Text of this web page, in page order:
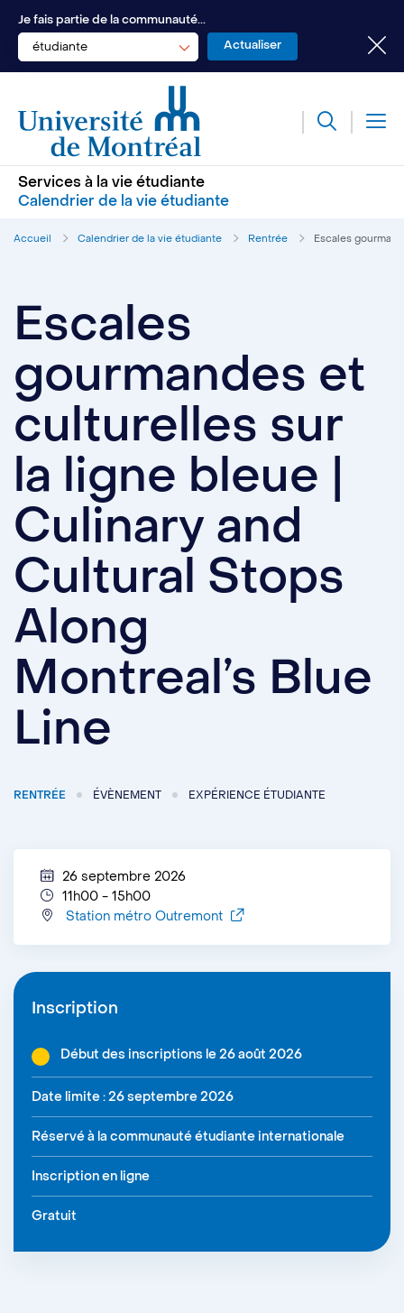
Je fais partie de la communauté...
étudiante
Services à la vie étudiante
Calendrier de la vie étudiante
Accueil Calendrier de la vie étudiante Rentrée Escales
Escales
gourmandes et
culturelles sur
la ligne bleue |
Culinary and
Cultural Stops
Along
Montreal’s Blue
Line
RENTRÉE ÉVÈNEMENT EXPÉRIENCE ÉTUDIANTE
26 septembre 2026
11h00 - 15h00
Station métro Outremont
Inscription
Début des inscriptions le 26 août 2026
Date limite : 26 septembre 2026
Réservé à la communauté étudiante internationale
Inscription en ligne
Gratuit